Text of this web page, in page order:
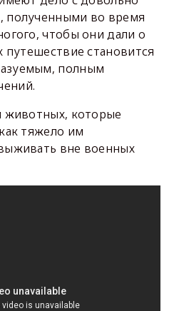
полученными во время
чтобы они дали о
путешествие становится
полным
животных, которые
тяжело им
вне военных